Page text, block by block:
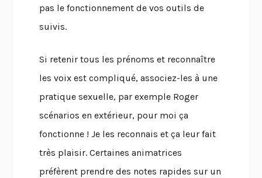
pas le fonctionnement de vos outils de
suivis.
Si retenir tous les prénoms et reconnaître
les voix est compliqué, associez-les à une
pratique sexuelle, par exemple Roger
scénarios en extérieur, pour moi ça
fonctionne ! Je les reconnais et ça leur fait
très plaisir. Certaines animatrices
préfèrent prendre des notes rapides sur un